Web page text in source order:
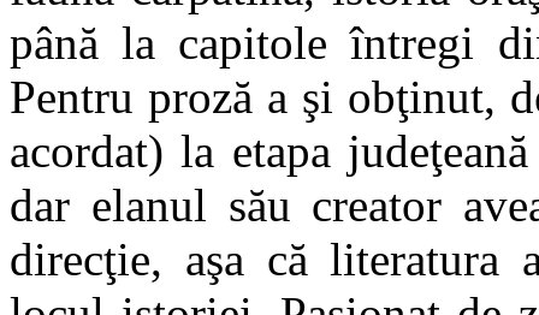
până la capitole întregi
Pentru proză a şi obţinut,
acordat) la etapa
dar elanul său creator
direcţie, aşa că literatura